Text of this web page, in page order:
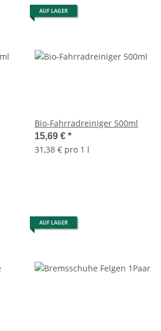
AUF LAGER
Bio-Fahrradreiniger 500ml
15,69 € *
31,38 € pro 1 l
AUF LAGER